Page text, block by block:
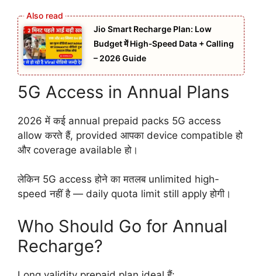
Jio Smart Recharge Plan: Low
Budget में High‑Speed Data + Calling
– 2026 Guide
5G Access in Annual Plans
2026 में कई annual prepaid packs 5G access
allow करते हैं, provided आपका device compatible हो
और coverage available हो।
लेकिन 5G access होने का मतलब unlimited high-
speed नहीं है — daily quota limit still apply होगी।
Who Should Go for Annual
Recharge?